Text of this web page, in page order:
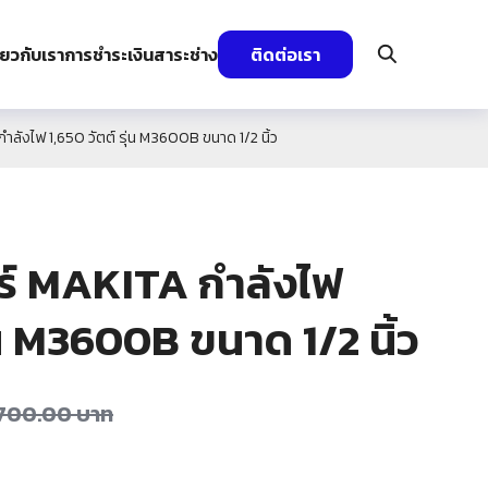
วกับเราการชำระเงินสาระช่าง ติดต่อเรา
ำลังไฟ 1,650 วัตต์ รุ่น M3600B ขนาด 1/2 นิ้ว
MAKITA กำลังไฟ
M3600B ขนาด 1/2 นิ้ว
บาท